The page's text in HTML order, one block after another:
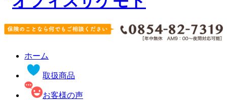
ホーム
取扱商品
お客様の声